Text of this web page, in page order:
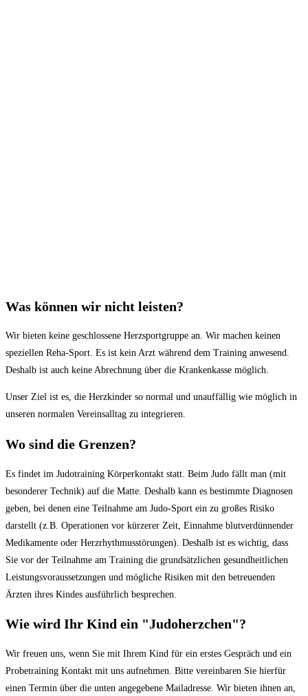
Was können wir nicht leisten?
Wir bieten keine geschlossene Herzsportgruppe an. Wir machen keinen
speziellen Reha-Sport. Es ist kein Arzt während dem Training anwesend.
Deshalb ist auch keine Abrechnung über die Krankenkasse möglich.
Unser Ziel ist es, die Herzkinder so normal und unauffällig wie möglich in
unseren normalen Vereinsalltag zu integrieren.
Wo sind die Grenzen?
Es findet im Judotraining Körperkontakt statt. Beim Judo fällt man (mit
besonderer Technik) auf die Matte. Deshalb kann es bestimmte Diagnosen
geben, bei denen eine Teilnahme am Judo-Sport ein zu großes Risiko
darstellt (z.B. Operationen vor kürzerer Zeit, Einnahme blutverdünnender
Medikamente oder Herzrhythmusstörungen). Deshalb ist es wichtig, dass
Sie vor der Teilnahme am Training die grundsätzlichen gesundheitlichen
Leistungsvoraussetzungen und mögliche Risiken mit den betreuenden
Ärzten ihres Kindes ausführlich besprechen.
Wie wird Ihr Kind ein "Judoherzchen"?
Wir freuen uns, wenn Sie mit Ihrem Kind für ein erstes Gespräch und ein
Probetraining Kontakt mit uns aufnehmen. Bitte vereinbaren Sie hierfür
einen Termin über die unten angegebene Mailadresse. Wir bieten ihnen an,